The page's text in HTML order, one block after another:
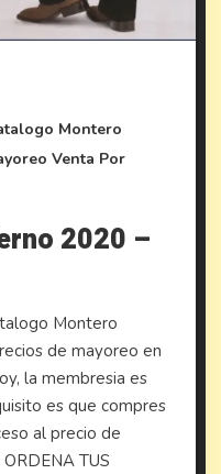
Montero
Venta Por
2020 –
Montero
de mayoreo en
la membresia es
es que compres
al precio de
TUS